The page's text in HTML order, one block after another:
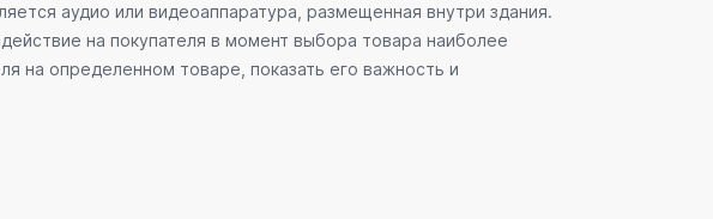
аудио или видеоаппаратура, размещенная внутри здания.
на покупателя в момент выбора товара наиболее
на определенном товаре, показать его важность и